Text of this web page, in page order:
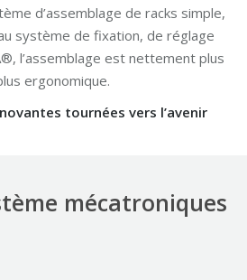
d’assemblage de racks simple,
système de fixation, de réglage
l’assemblage est nettement plus
ergonomique.
tournées vers l’avenir
mécatroniques